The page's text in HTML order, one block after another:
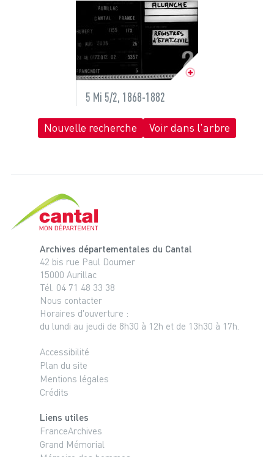
5 Mi 5/2, 1868-1882
Nouvelle recherche Voir dans l'arbre
Archives départementales du Cantal
42 bis rue Paul Doumer
15000 Aurillac
Tél. 04 71 48 33 38
Nous contacter
Horaires d'ouverture :
du lundi au jeudi de 8h30 à 12h et de 13h30 à 17h.
Accessibilité
Plan du site
Mentions légales
Crédits
Liens utiles
FranceArchives
Grand Mémorial